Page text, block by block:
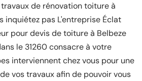
travaux de rénovation toiture à
inquiétez pas L'entreprise Éclat
pour devis de toiture à Belbeze
le 31260 consacre à votre
interviennent chez vous pour une
vos travaux afin de pouvoir vous